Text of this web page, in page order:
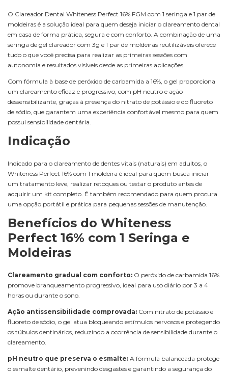
O Clareador Dental Whiteness Perfect 16% FGM com 1 seringa e 1 par de
moldeiras é a solução ideal para quem deseja iniciar o clareamento dental
em casa de forma prática, segura e com conforto. A combinação de uma
seringa de gel clareador com 3g e 1 par de moldeiras reutilizáveis oferece
tudo o que você precisa para realizar as primeiras sessões com
autonomia e resultados visíveis desde as primeiras aplicações.
Com fórmula à base de peróxido de carbamida a 16%, o gel proporciona
um clareamento eficaz e progressivo, com pH neutro e ação
dessensibilizante, graças à presença do nitrato de potássio e do fluoreto
de sódio, que garantem uma experiência confortável mesmo para quem
possui sensibilidade dentária.
Indicação
Indicado para o clareamento de dentes vitais (naturais) em adultos, o
Whiteness Perfect 16% com 1 moldeira é ideal para quem busca iniciar
um tratamento leve, realizar retoques ou testar o produto antes de
adquirir um kit completo. É também recomendado para quem procura
uma opção portátil e prática para pequenas sessões de manutenção.
Benefícios do Whiteness
Perfect 16% com 1 Seringa e
Moldeiras
Clareamento gradual com conforto: O peróxido de carbamida 16%
promove branqueamento progressivo, ideal para uso diário por 3 a 4
horas ou durante o sono.
Ação antissensibilidade comprovada: Com nitrato de potássio e
fluoreto de sódio, o gel atua bloqueando estímulos nervosos e protegendo
os túbulos dentinários, reduzindo a ocorrência de sensibilidade durante o
clareamento.
pH neutro que preserva o esmalte: A fórmula balanceada protege
o esmalte dentário, prevenindo desgastes e garantindo a segurança do